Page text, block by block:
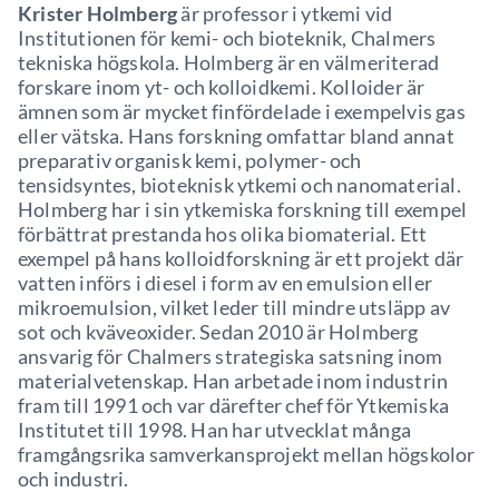
Krister Holmbergär professor i ytkemi vid
Institutionen för kemi- och bioteknik, Chalmers
tekniska högskola. Holmberg är en välmeriterad
forskare inom yt- och kolloidkemi. Kolloider är
ämnen som är mycket finfördelade i exempelvis gas
eller vätska. Hans forskning omfattar bland annat
preparativ organisk kemi, polymer- och
tensidsyntes, bioteknisk ytkemi och nanomaterial.
Holmberg har i sin ytkemiska forskning till exempel
förbättrat prestanda hos olika biomaterial. Ett
exempel på hans kolloidforskning är ett projekt där
vatten införs i diesel i form av en emulsion eller
mikroemulsion, vilket leder till mindre utsläpp av
sot och kväveoxider. Sedan 2010 är Holmberg
ansvarig för Chalmers strategiska satsning inom
materialvetenskap. Han arbetade inom industrin
fram till 1991 och var därefter chef för Ytkemiska
Institutet till 1998. Han har utvecklat många
framgångsrika samverkansprojekt mellan högskolor
och industri.